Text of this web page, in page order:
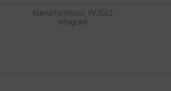
Nieruchomosci_IV2021
Infogram